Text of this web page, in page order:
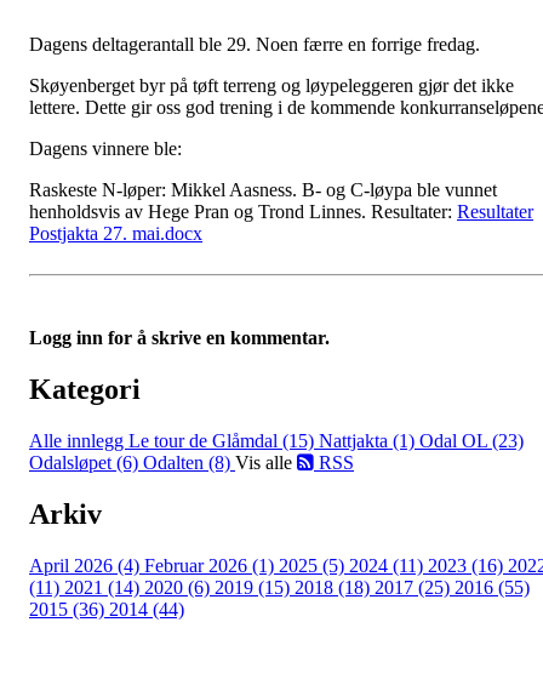
Dagens deltagerantall ble 29. Noen færre en forrige fredag.
Skøyenberget byr på tøft terreng og løypeleggeren gjør det ikke
lettere. Dette gir oss god trening i de kommende
Dagens vinnere ble:
Raskeste N-løper: Mikkel Aasness. B- og C-løypa ble vunnet
henholdsvis av Hege Pran og Trond Linnes. Resultater: Resultater
Postjakta 27. mai.docx
Logg inn for å skrive en kommentar.
Kategori
Alle innlegg Le tour de Glåmdal (15) Nattjakta (1) Odal OL (23)
Odalsløpet (6) Odalten (8) Vis alle RSS
Arkiv
April 2026 (4) Februar 2026 (1) 2025 (5) 2024 (11) 2023 (16)
(11) 2021 (14) 2020 (6) 2019 (15) 2018 (18) 2017 (25) 2016 (55)
2015 (36) 2014 (44)